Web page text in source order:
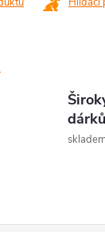
dárků
skladem